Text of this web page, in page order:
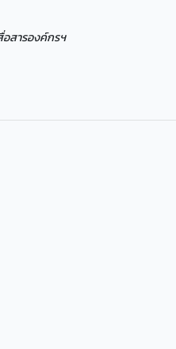
สารองค์กรฯ